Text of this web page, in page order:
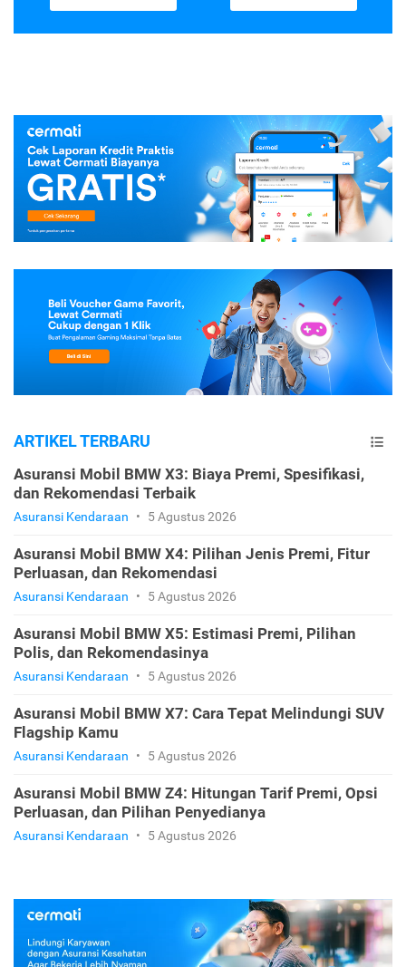
ARTIKEL TERBARU
Asuransi Mobil BMW X3: Biaya Premi, Spesifikasi,
dan Rekomendasi Terbaik
Asuransi Kendaraan • 5 Agustus 2026
Asuransi Mobil BMW X4: Pilihan Jenis Premi, Fitur
Perluasan, dan Rekomendasi
Asuransi Kendaraan • 5 Agustus 2026
Asuransi Mobil BMW X5: Estimasi Premi, Pilihan
Polis, dan Rekomendasinya
Asuransi Kendaraan • 5 Agustus 2026
Asuransi Mobil BMW X7: Cara Tepat Melindungi SUV
Flagship Kamu
Asuransi Kendaraan • 5 Agustus 2026
Asuransi Mobil BMW Z4: Hitungan Tarif Premi, Opsi
Perluasan, dan Pilihan Penyedianya
Asuransi Kendaraan • 5 Agustus 2026